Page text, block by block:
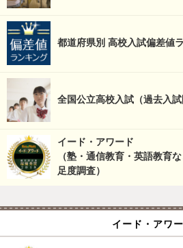
都道府県別 高校入試偏差値
全国公立高校入試（過去入試
イード・アワード
（塾・通信教育・英語教育
足度調査）
イード・アワ